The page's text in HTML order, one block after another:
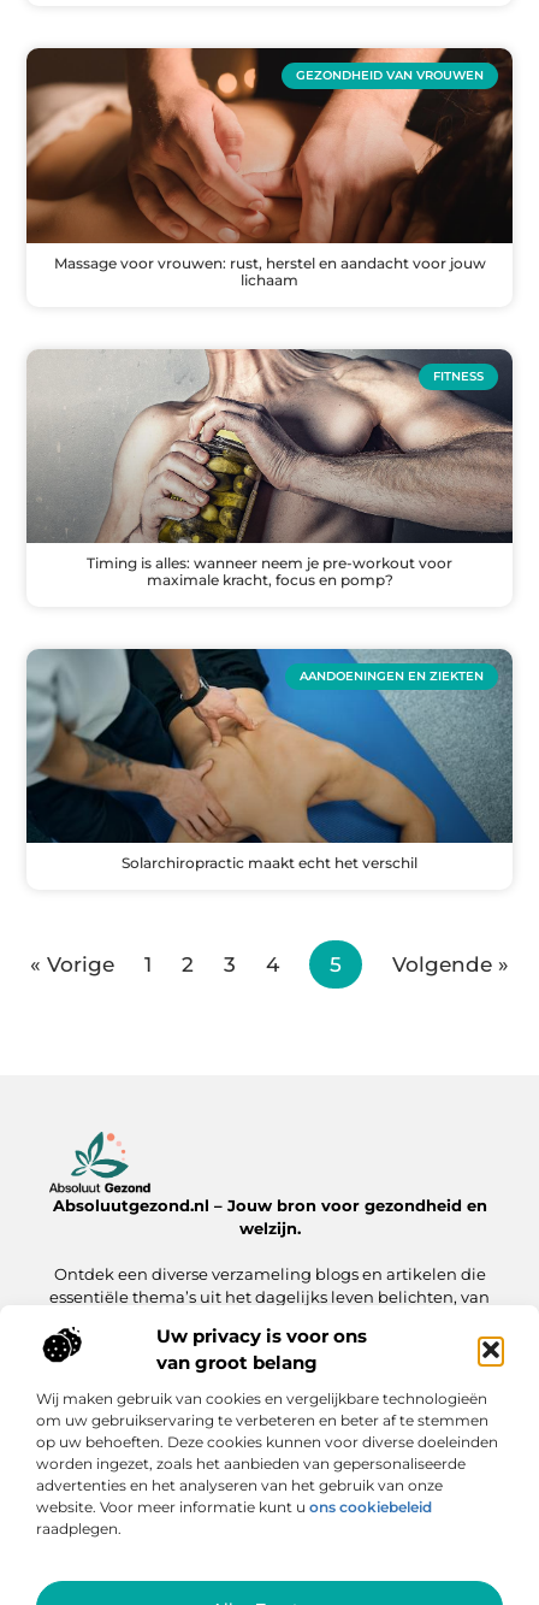
Uw privacy is voor ons
van groot belang
Wij maken gebruik van cookies en vergelijkbare technologieën
om uw gebruikservaring te verbeteren en beter af te stemmen
op uw behoeften. Deze cookies kunnen voor diverse doeleinden
worden ingezet, zoals het aanbieden van gepersonaliseerde
advertenties en het analyseren van het gebruik van onze
website. Voor meer informatie kunt u ons cookiebeleid
raadplegen.
GEZONDHEID VAN VROUWEN
Massage voor vrouwen: rust, herstel en aandacht voor jouw
lichaam
FITNESS
Timing is alles: wanneer neem je pre-workout voor
maximale kracht, focus en pomp?
AANDOENINGEN EN ZIEKTEN
Solarchiropractic maakt echt het verschil
« Vorige 1 2 3 4 5 Volgende »
Absoluutgezond.nl – Jouw bron voor gezondheid en
welzijn.
Ontdek een diverse verzameling blogs en artikelen die
essentiële thema’s uit het dagelijks leven belichten, van
Onze informatie
Bericht categorie